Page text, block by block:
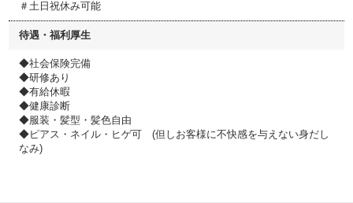
＃土日祝休み可能
待遇・福利厚生
◆社会保険完備
◆研修あり
◆有給休暇
◆健康診断
◆服装・髪型・髪色自由
◆ピアス・ネイル・ヒゲ可 (但しお客様に不快感を与えない身だし
なみ)